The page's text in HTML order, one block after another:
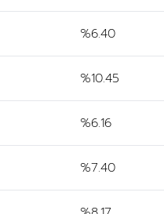
%6.40
%10.45
%6.16
%7.40